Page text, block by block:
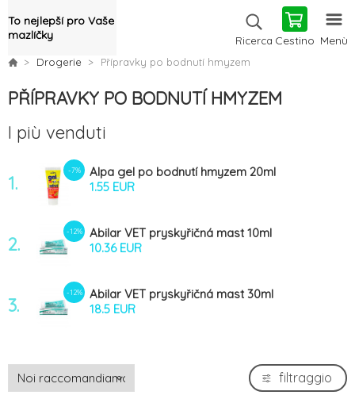
To nejlepší pro Vaše
mazlíčky
Ricerca Cestino Menù
Drogerie Přípravky po bodnutí hmyzem
PŘÍPRAVKY PO BODNUTÍ HMYZEM
I più venduti
1.
-7%
Alpa gel po bodnutí hmyzem 20ml
1.55 EUR
2.
-12%
Abilar VET pryskyřičná mast 10ml
10.36 EUR
3.
-12%
Abilar VET pryskyřičná mast 30ml
18.5 EUR
filtraggio